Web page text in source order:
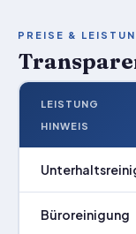
PREISE &
LEISTUNG
HINWEIS
Büroreinigung